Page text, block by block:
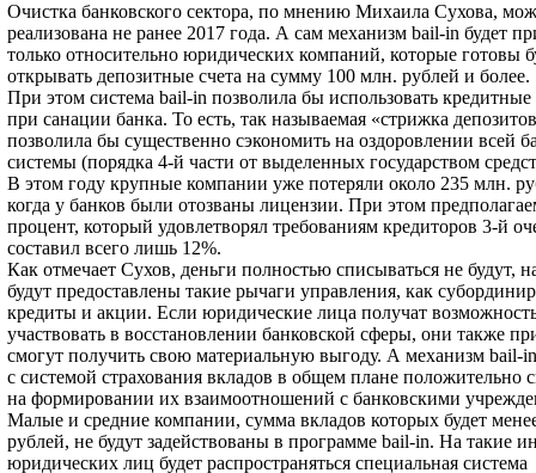
Очистка банковского сектора, по мнению Михаила Сухова,
реализована не ранее 2017 года. А сам механизм bail-in будет
только относительно юридических компаний, которые готовы
открывать депозитные счета на сумму 100 млн. рублей и более.
При этом система bail-in позволила бы использовать кредитные
при санации банка. То есть, так называемая «стрижка
позволила бы существенно сэкономить на оздоровлении всей
системы (порядка 4-й части от выделенных государством
В этом году крупные компании уже потеряли около 235 млн.
когда у банков были отозваны лицензии. При этом
процент, который удовлетворял требованиям кредиторов 3-й
составил всего лишь 12%.
Как отмечает Сухов, деньги полностью списываться не будут,
будут предоставлены такие рычаги управления, как
кредиты и акции. Если юридические лица получат
участвовать в восстановлении банковской сферы, они также
смогут получить свою материальную выгоду. А механизм bail-
с системой страхования вкладов в общем плане положительно
на формировании их взаимоотношений с банковскими
Малые и средние компании, сумма вкладов которых будет
рублей, не будут задействованы в программе bail-in. На такие
юридических лиц будет распространяться специальная система